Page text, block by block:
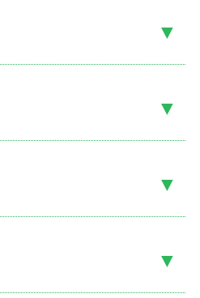
住宅
当社
スタ